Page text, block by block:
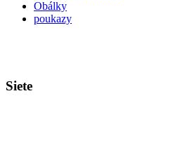
Obálky
poukazy
Siete